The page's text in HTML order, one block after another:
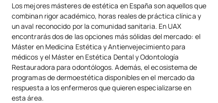
Los mejores másteres de estética en España son aquellos que
combinan rigor académico, horas reales de práctica clínica y
un aval reconocido por la comunidad sanitaria. En UAX
encontrarás dos de las opciones más sólidas del mercado: el
Máster en Medicina Estética y Antienvejecimiento para
médicos y el Máster en Estética Dental y Odontología
Restauradora para odontólogos. Además, el ecosistema de
programas de dermoestética disponibles en el mercado da
respuesta a los enfermeros que quieren especializarse en
esta área.